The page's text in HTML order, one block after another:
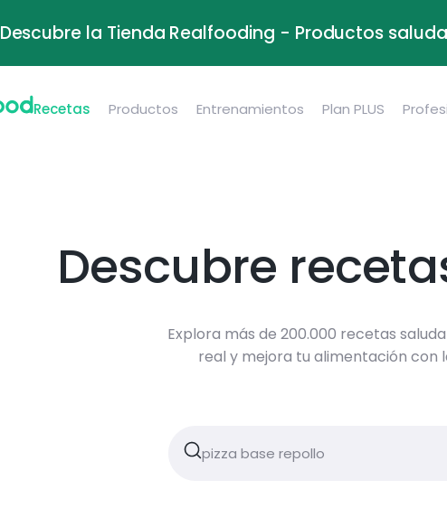
Descubre la Tienda Realfooding - Productos
Recetas Productos Entrenamientos Plan PLUS
Descubre
Explora más de 200.000 recetas
real y mejora tu alimentación con